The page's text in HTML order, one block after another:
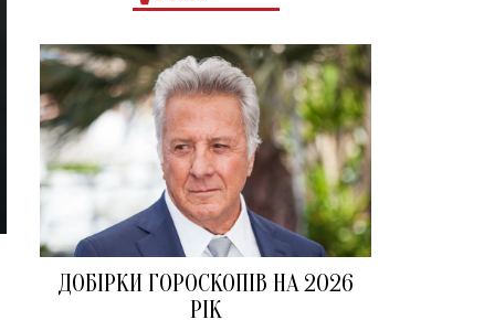
ДОБІРКИ ГОРОСКОПІВ НА 2026
РІК